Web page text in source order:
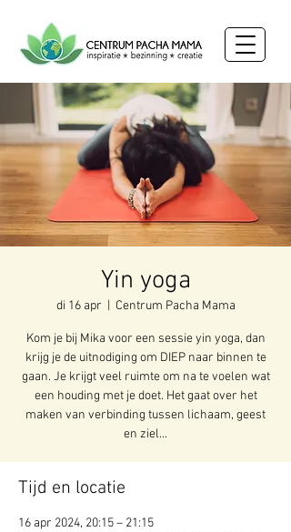
Yin yoga
di 16 apr Centrum Pacha Mama
Kom je bij Mika voor een sessie yin yoga, dan
krijg je de uitnodiging om DIEP naar binnen te
gaan. Je krijgt veel ruimte om na te voelen wat
een houding met je doet. Het gaat over het
maken van verbinding tussen lichaam, geest
en ziel...
Tijd en locatie
16 apr 2024, 20:15 – 21:15